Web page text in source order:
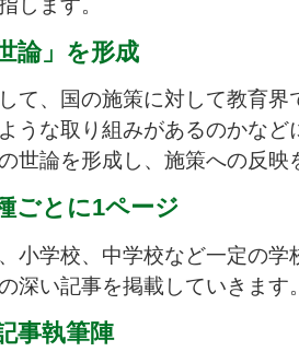
します。
論」を形成
て、国の施策に対して教育界
うな取り組みがあるのかなど
世論を形成し、施策への反映
ごとに1ページ
小学校、中学校など一定の学
深い記事を掲載していきます
事執筆陣